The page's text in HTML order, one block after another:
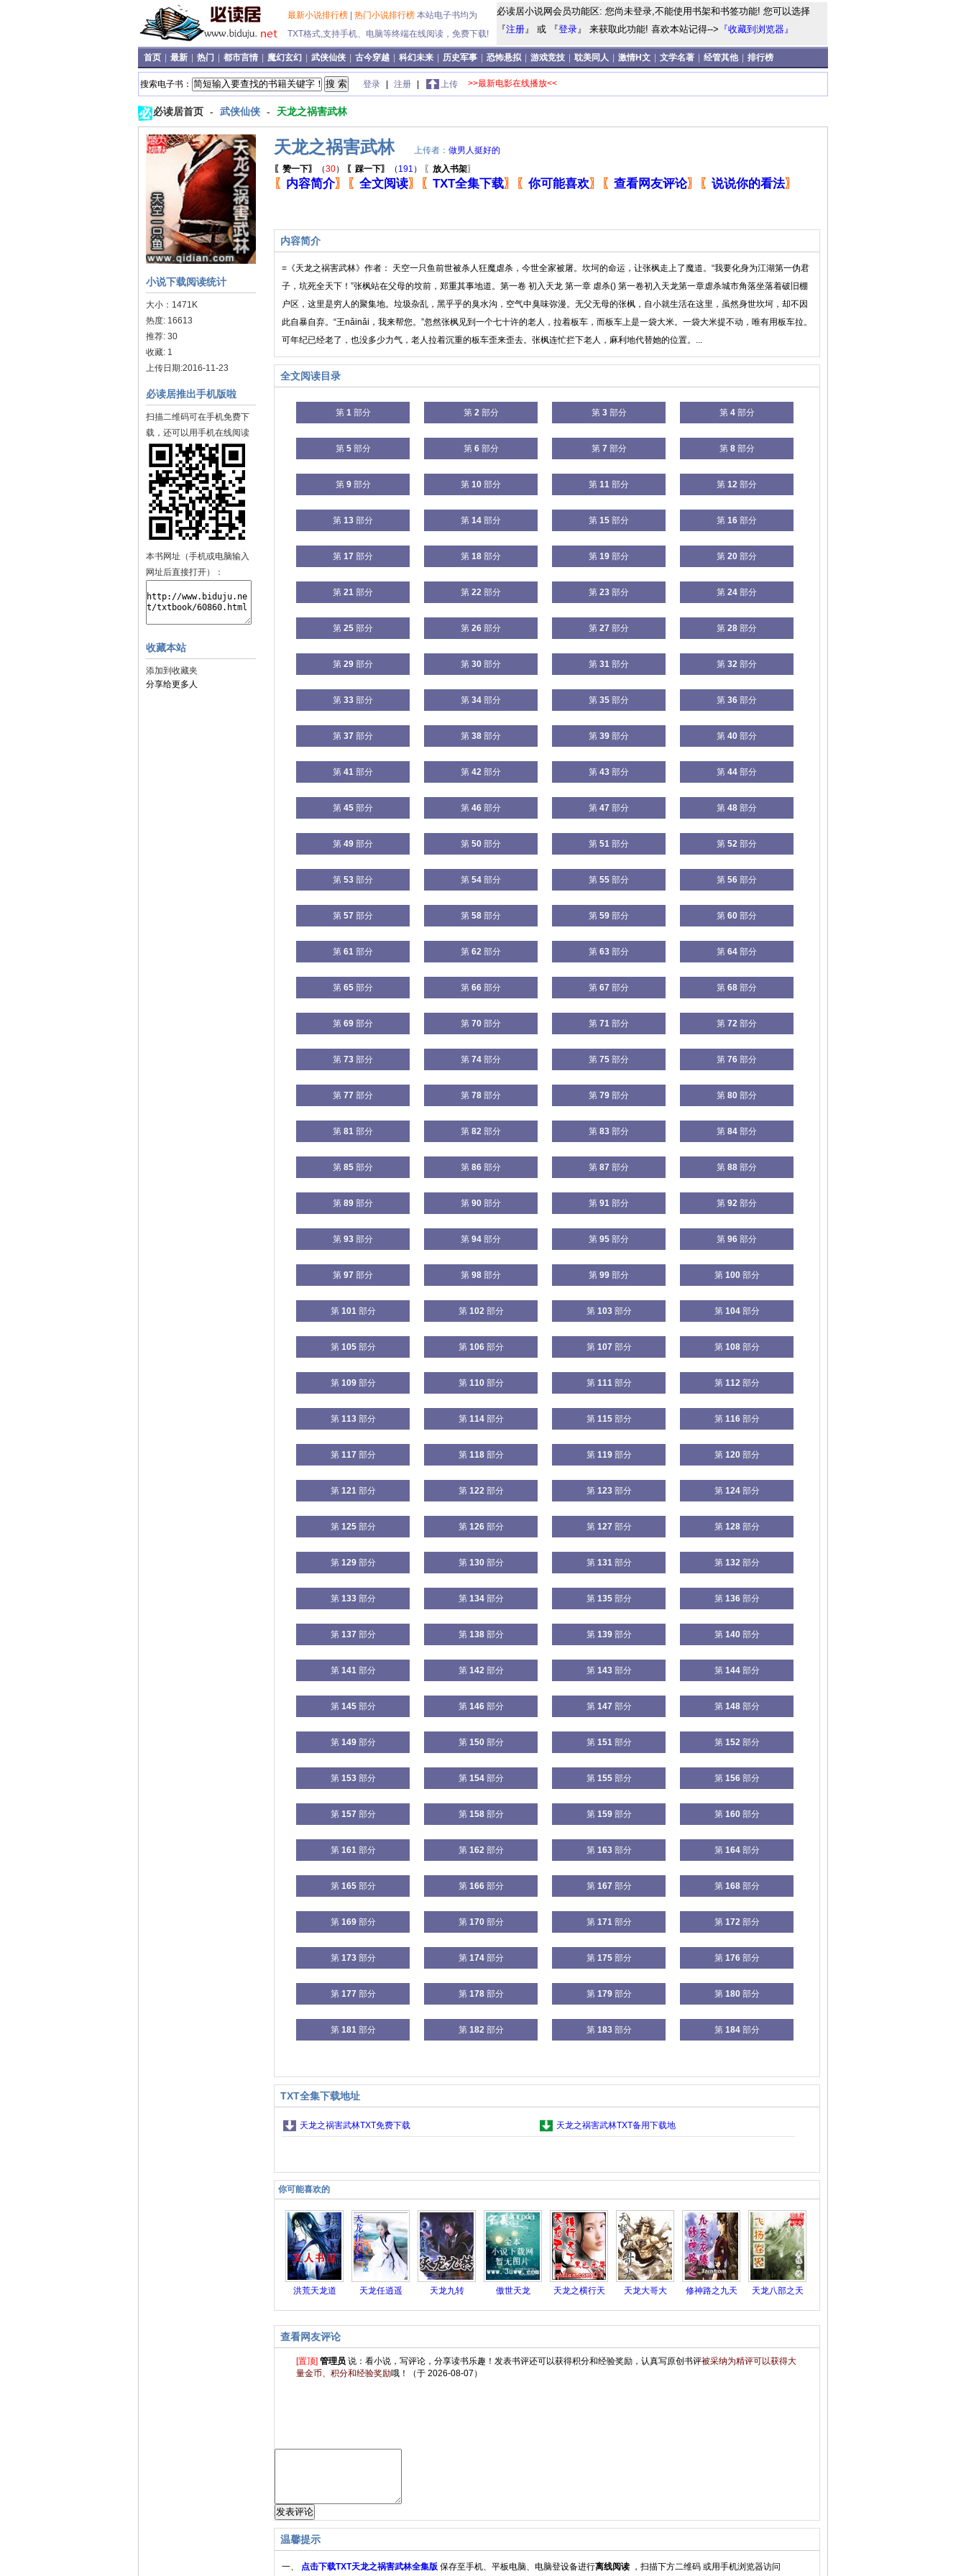
最新小说排行榜 热门小说排行榜 本站电子书均为
TXT格式,支持手机、电脑等终端在线阅读，免费下载!
必读居小说网会员功能区: 您尚未登录,不能使用书架和书签功能! 您可以选择
『注册』 或 『登录』 来获取此功能! 喜欢本站记得--> 『收藏到浏览器』
首页 最新 热门 都市言情 魔幻玄幻 武侠仙侠 古今穿越 科幻未来 历史军事 恐怖悬拟 游戏竞技 耽美同人 激情H文 文学名著 经管其他 排行榜
搜索电子书： 登录 注册 上传 >>最新电影在线播放<<
必读居首页 - 武侠仙侠 - 天龙之祸害武林
小说下载阅读统计
大小：1471K
热度: 16613
推荐: 30
收藏: 1
上传日期:2016-11-23
必读居推出手机版啦
扫描二维码可在手机免费下
载，还可以用手机在线阅读
本书网址（手机或电脑输入
网址后直接打开）：
收藏本站
添加到收藏夹
分享给更多人
天龙之祸害武林 上传者： 做男人挺好的
〖赞一下〗
（30） 〖踩一下〗 （ 191 ） 〖 放入书架〗
〖 内容简介〗 〖 全文阅读〗 〖 TXT全集下载〗 〖你可能喜欢〗 〖 查看网友评论〗 〖 说说你的看法〗
内容简介
=《天龙之祸害武林》作者： 天空一只鱼前世被杀人狂魔虐杀，今世全家被屠。坎坷的命运，让张枫走上了魔道。“我要化身为江湖第一伪君
子，坑死全天下！”张枫站在父母的坟前，郑重其事地道。第一卷 初入天龙 第一章 虐杀() 第一卷初入天龙第一章虐杀城市角落坐落着破旧棚
户区，这里是穷人的聚集地。垃圾杂乱，黑乎乎的臭水沟，空气中臭味弥漫。无父无母的张枫，自小就生活在这里，虽然身世坎坷，却不因
此自暴自弃。“王nǎinǎi，我来帮您。”忽然张枫见到一个七十许的老人，拉着板车，而板车上是一袋大米。一袋大米提不动，唯有用板车拉。
可年纪已经老了，也没多少力气，老人拉着沉重的板车歪来歪去。张枫连忙拦下老人，麻利地代替她的位置。...
全文阅读目录
第 1部分 第 2部分 第 3部分 第 4部分
第 5部分 第 6部分 第 7 部分 第 8部分
第 9部分 第 10 部分 第 11 部分 第 12 部分
第 13 部分 第 14 部分 第 15 部分 第 16 部分
第 17 部分 第 18 部分 第 19 部分 第 20 部分
第 21 部分 第 22 部分 第 23 部分 第 24 部分
第 25 部分 第 26 部分 第 27 部分 第 28 部分
第 29 部分 第 30 部分 第 31 部分 第 32 部分
第 33 部分 第 34 部分 第 35 部分 第 36 部分
第 37 部分 第 38 部分 第 39 部分 第 40 部分
第 41 部分 第 42 部分 第 43 部分 第 44 部分
第 45 部分 第 46 部分 第 47 部分 第 48 部分
第 49 部分 第 50 部分 第 51 部分 第 52 部分
第 53 部分 第 54 部分 第 55 部分 第 56 部分
第 57 部分 第 58 部分 第 59 部分 第 60 部分
第 61 部分 第 62 部分 第 63 部分 第 64 部分
第 65 部分 第 66 部分 第 67 部分 第 68 部分
第 69 部分 第 70 部分 第 71 部分 第 72 部分
第 73 部分 第 74 部分 第 75 部分 第 76 部分
第 77 部分 第 78 部分 第 79 部分 第 80 部分
第 81 部分 第 82 部分 第 83 部分 第 84 部分
第 85 部分 第 86 部分 第 87 部分 第 88 部分
第 89 部分 第 90 部分 第 91 部分 第 92 部分
第 93 部分 第 94 部分 第 95 部分 第 96 部分
第 97 部分 第 98 部分 第 99 部分 第 100部分
第 101部分 第 102部分 第 103部分 第 104部分
第 105部分 第 106部分 第 107 部分 第 108部分
第 109部分 第 110部分 第 111部分 第 112部分
第 113部分 第 114部分 第 115部分 第 116部分
第 117 部分 第 118部分 第 119部分 第 120部分
第 121部分 第 122部分 第 123部分 第 124部分
第 125部分 第 126部分 第 127 部分 第 128部分
第 129部分 第 130部分 第 131部分 第 132部分
第 133部分 第 134部分 第 135部分 第 136部分
第 137 部分 第 138部分 第 139部分 第 140部分
第 141部分 第 142部分 第 143部分 第 144部分
第 145部分 第 146部分 第 147 部分 第 148部分
第 149部分 第 150部分 第 151部分 第 152部分
第 153部分 第 154部分 第 155部分 第 156部分
第 157 部分 第 158部分 第 159部分 第 160部分
第 161部分 第 162部分 第 163部分 第 164部分
第 165部分 第 166部分 第 167 部分 第 168部分
第 169部分 第 170部分 第 171部分 第 172部分
第 173部分 第 174部分 第 175部分 第 176部分
第 177 部分 第 178部分 第 179部分 第 180部分
第 181部分 第 182部分 第 183部分 第 184部分
TXT全集下载地址
天龙之祸害武林TXT免费下载 天龙之祸害武林TXT备用下载地
你可能喜欢的
洪荒天龙道 天龙任逍遥 天龙九转 傲世天龙
天龙之横行天
下
天龙大哥大
修神路之九天
龙腾
天龙八部之天
下有我
查看网友评论
[置顶] 管理员 说： 看小说，写评论，分享读书乐趣！发表书评还可以获得积分和经验奖励，认真写原创书评被采纳为精评可以获得大
量金币、积分和经验奖励哦！ （于 2026-08-07）
温馨提示
一、 点击下载TXT天龙之祸害武林全集版 保存至手机、平板电脑、电脑登设备进行离线阅读 ，扫描下方二维码 或用手机浏览器访问